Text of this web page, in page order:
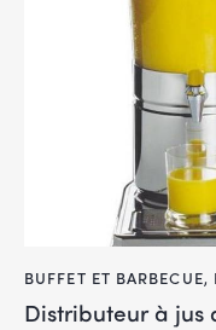
BUFFET ET BARBECUE,
Distributeur à jus